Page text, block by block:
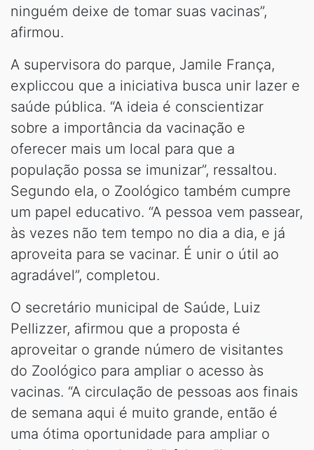
ninguém deixe de tomar suas vacinas”,
afirmou.
A supervisora do parque, Jamile França,
expliccou que a iniciativa busca unir lazer e
saúde pública. “A ideia é conscientizar
sobre a importância da vacinação e
oferecer mais um local para que a
população possa se imunizar”, ressaltou.
Segundo ela, o Zoológico também cumpre
um papel educativo. “A pessoa vem passear,
às vezes não tem tempo no dia a dia, e já
aproveita para se vacinar. É unir o útil ao
agradável”, completou.
O secretário municipal de Saúde, Luiz
Pellizzer, afirmou que a proposta é
aproveitar o grande número de visitantes
do Zoológico para ampliar o acesso às
vacinas. “A circulação de pessoas aos finais
de semana aqui é muito grande, então é
uma ótima oportunidade para ampliar o